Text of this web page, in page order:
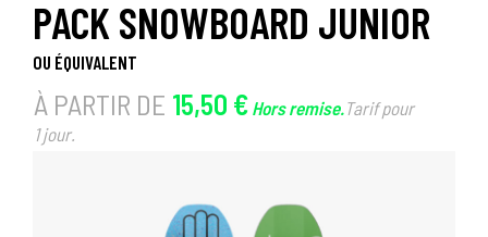
PACK SNOWBOARD JUNIOR
OU ÉQUIVALENT
À PARTIR DE 15,50 € Hors remise.Tarif pour
1 jour.